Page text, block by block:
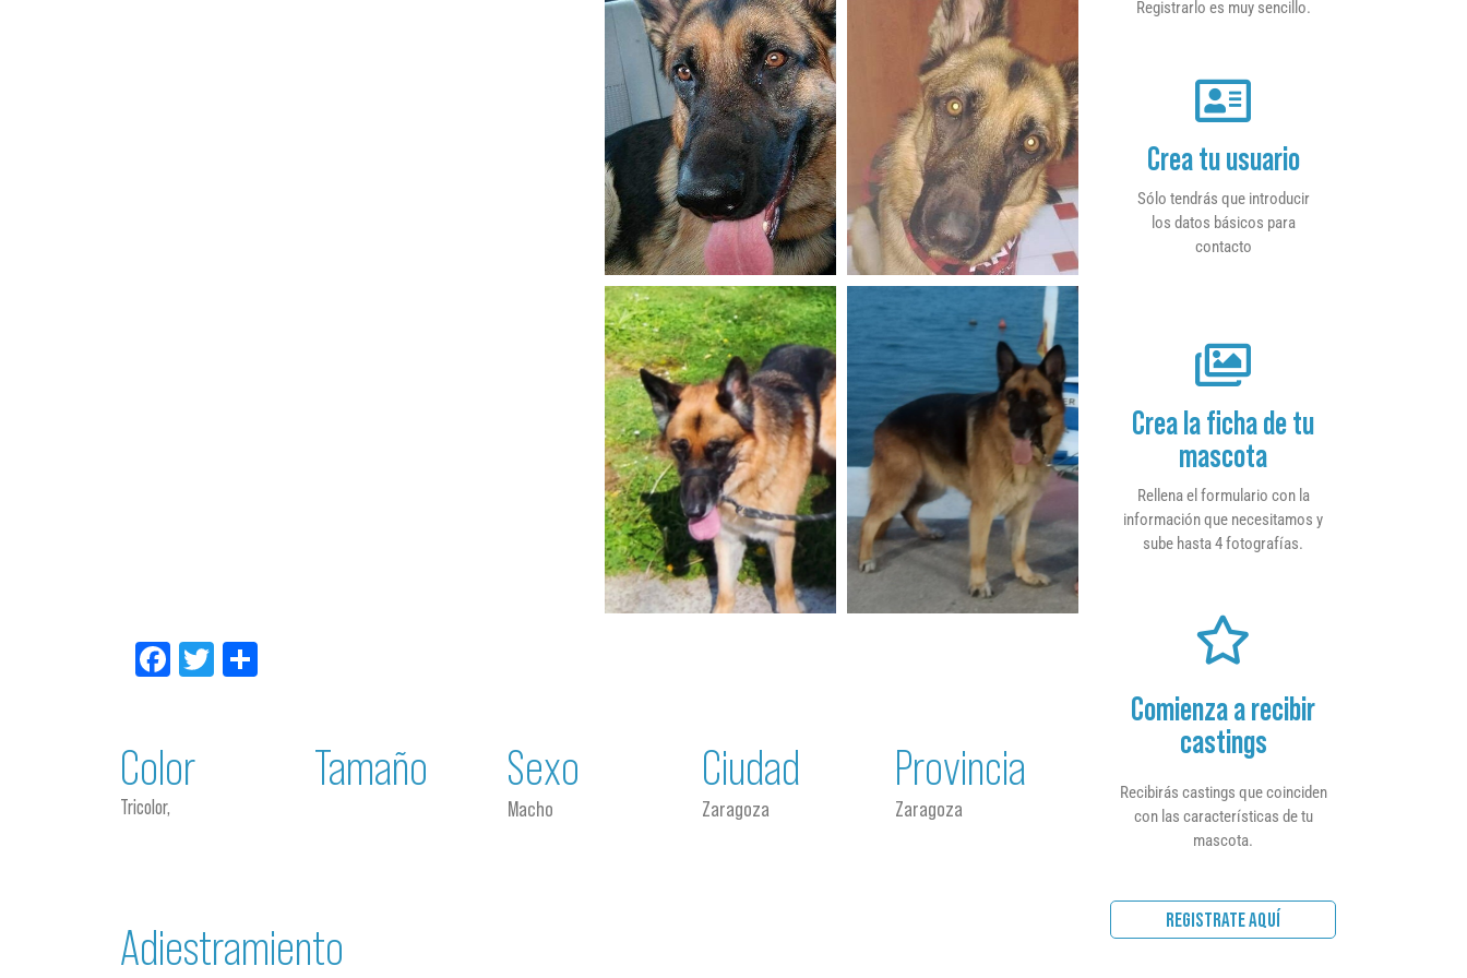
Facebook
Twitter
Color
Tricolor,
Tamaño Sexo
Macho
Ciudad
Zaragoza
Provincia
Zaragoza
Adiestramiento
Registrarlo es muy sencillo.
Crea tu usuario
Sólo tendrás que introducir
los datos básicos para
contacto
Crea la ficha de tu
mascota
Rellena el formulario con la
información que necesitamos y
sube hasta 4 fotografías.
Comienza a recibir
castings
Recibirás castings que coinciden
con las características de tu
mascota.
REGISTRATE AQUÍ